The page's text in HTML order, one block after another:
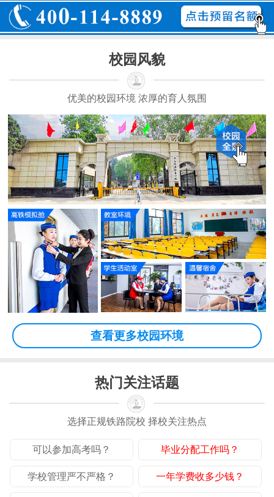
校园风貌
优美的校园环境 浓厚的育人氛围
查看更多校园环境
热门关注话题
选择正规铁路院校 择校关注热点
可以参加高考吗？ 毕业分配工作吗？
学校管理严不严格？ 一年学费收多少钱？